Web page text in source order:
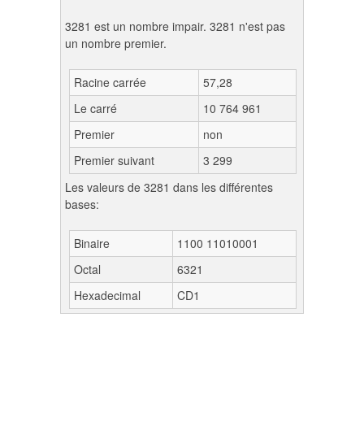
3281 est un nombre impair. 3281 n'est pas
un nombre premier.
Racine carrée
57,28
Le carré
10 764 961
Premier
non
Premier suivant
3 299
Les valeurs de 3281 dans les différentes
bases:
Binaire
1100 11010001
Octal
6321
Hexadecimal
CD1